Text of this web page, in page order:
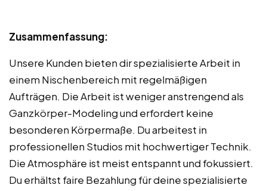
Zusammenfassung:
Unsere Kunden bieten dir spezialisierte Arbeit in
einem Nischenbereich mit regelmäßigen
Aufträgen. Die Arbeit ist weniger anstrengend als
Ganzkörper-Modeling und erfordert keine
besonderen Körpermaße. Du arbeitest in
professionellen Studios mit hochwertiger Technik.
Die Atmosphäre ist meist entspannt und fokussiert.
Du erhältst faire Bezahlung für deine spezialisierte